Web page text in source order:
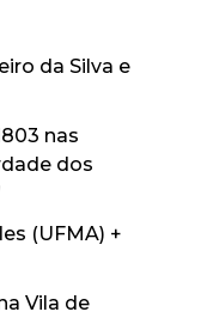
da Silva e
nas
dos
(UFMA) +
Vila de